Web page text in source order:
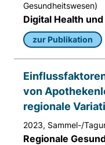
Gesundheitswesen)
Digital Health
zur Publikation
von
regionale
2023, Sammel-/
Regionale
Cookie Laufzeit:
Sitzung
TRACKING
Wir werten das
Matomo aus.
Matomo